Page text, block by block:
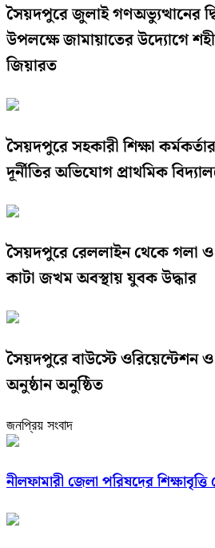
সৈয়দপুরে জুলাই গণঅভ্যুত্থানের
উপলক্ষে জামায়াতের উদ্যোগে
জিয়ারত
সৈয়দপুরে সহকারী শিক্ষা
দূর্নীতির অভিযোগ প্রাথমিক
সৈয়দপুরে রেললাইন থেকে গলা ও
কাটা জখম অবস্থায় যুবক উদ্ধার
সৈয়দপুরে বাউস্টে ওরিয়েন্টেশন
অনুষ্ঠান অনুষ্ঠিত
জনপ্রিয় সংবাদ
নীলফামারী জেলা পরিষদের শিক্ষাবৃত্তি